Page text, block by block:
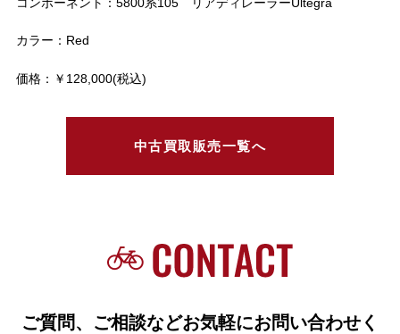
カラー：Red
価格：￥128,000(税込)
中古買取販売一覧へ
ご質問、ご相談などお気軽にお問い合わせく